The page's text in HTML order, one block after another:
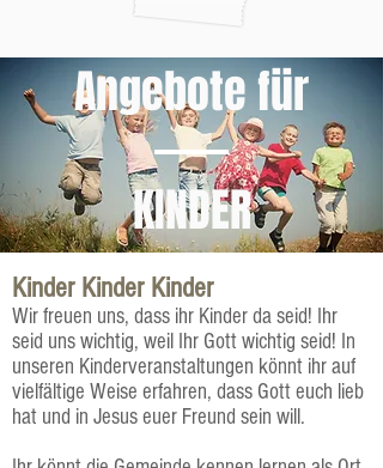
Angebote für
KINDER
Kinder Kinder Kinder
Wir freuen uns, dass ihr Kinder da seid! Ihr
seid uns wichtig, weil Ihr Gott wichtig seid! In
unseren Kinderveranstaltungen könnt ihr auf
vielfältige Weise erfahren, dass Gott euch lieb
hat und in Jesus euer Freund sein will.